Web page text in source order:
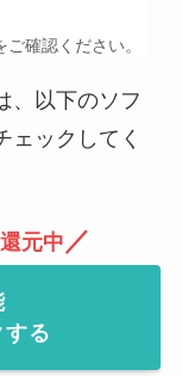
ご確認ください。
、以下のソフ
ェックしてく
元中 ／
る